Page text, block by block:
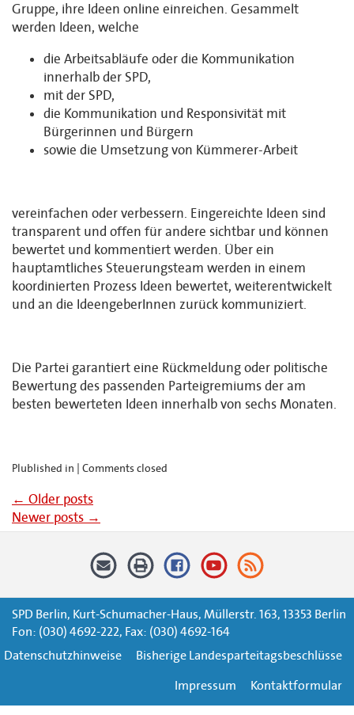
Gruppe, ihre Ideen online einreichen. Gesammelt
werden Ideen, welche
die Arbeitsabläufe oder die Kommunikation
innerhalb der SPD,
mit der SPD,
die Kommunikation und Responsivität mit
Bürgerinnen und Bürgern
sowie die Umsetzung von Kümmerer-Arbeit
vereinfachen oder verbessern. Eingereichte Ideen sind
transparent und offen für andere sichtbar und können
bewertet und kommentiert werden. Über ein
hauptamtliches Steuerungsteam werden in einem
koordinierten Prozess Ideen bewertet, weiterentwickelt
und an die IdeengeberInnen zurück kommuniziert.
Die Partei garantiert eine Rückmeldung oder politische
Bewertung des passenden Parteigremiums der am
besten bewerteten Ideen innerhalb von sechs Monaten.
Plublished in | Comments closed
← Older posts
Newer posts →
SPD Berlin, Kurt-Schumacher-Haus, Müllerstr. 163, 13353 Berlin
Fon: (030) 4692-222, Fax: (030) 4692-164
Datenschutzhinweise
Bisherige Landesparteitagsbeschlüsse
Impressum
Kontaktformular